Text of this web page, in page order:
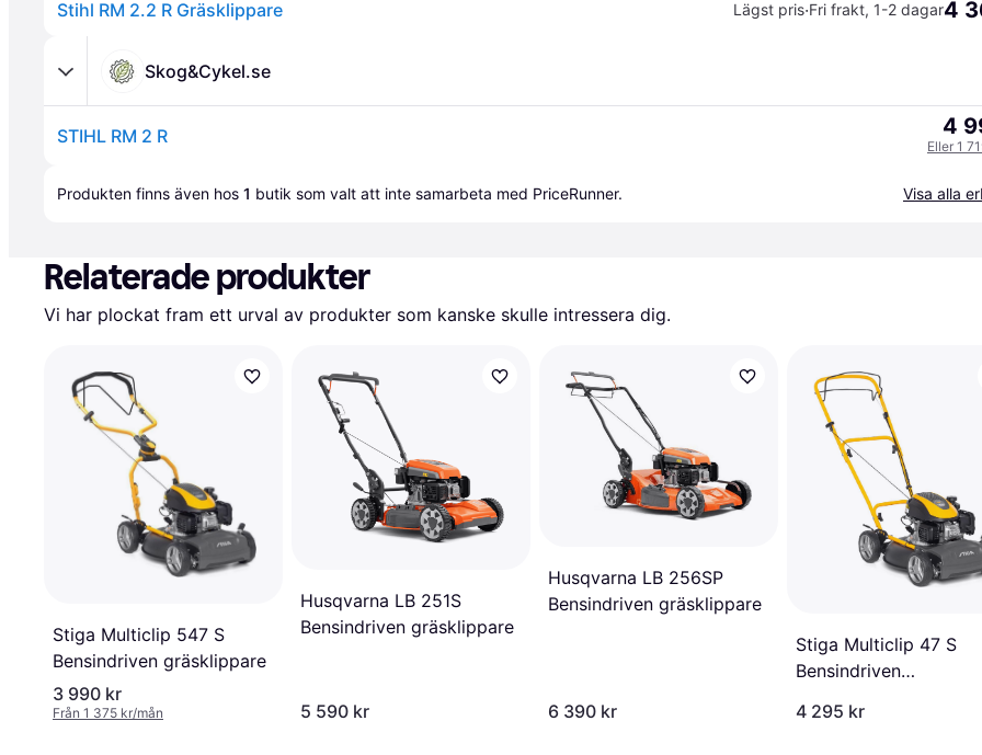
Stihl RM 2.2 R Gräsklippare Lägst pris·Fri frakt, 1-2 dagar4
Skog&Cykel.se
STIHL RM 2 R 4
Eller 1
Produkten finns även hos 1 butik som valt att inte samarbeta med PriceRunner. Visa alla
Relaterade produkter
Vi har plockat fram ett urval av produkter som kanske skulle intressera dig.
Stiga Multiclip 547 S
Bensindriven gräsklippare
3 990 kr
Från 1 375 kr/mån
Husqvarna LB 251S
Bensindriven gräsklippare
5 590 kr
Husqvarna LB 256SP
Bensindriven gräsklippare
6 390 kr
Stiga Multiclip 47 S
Bensindriven
4 295 kr